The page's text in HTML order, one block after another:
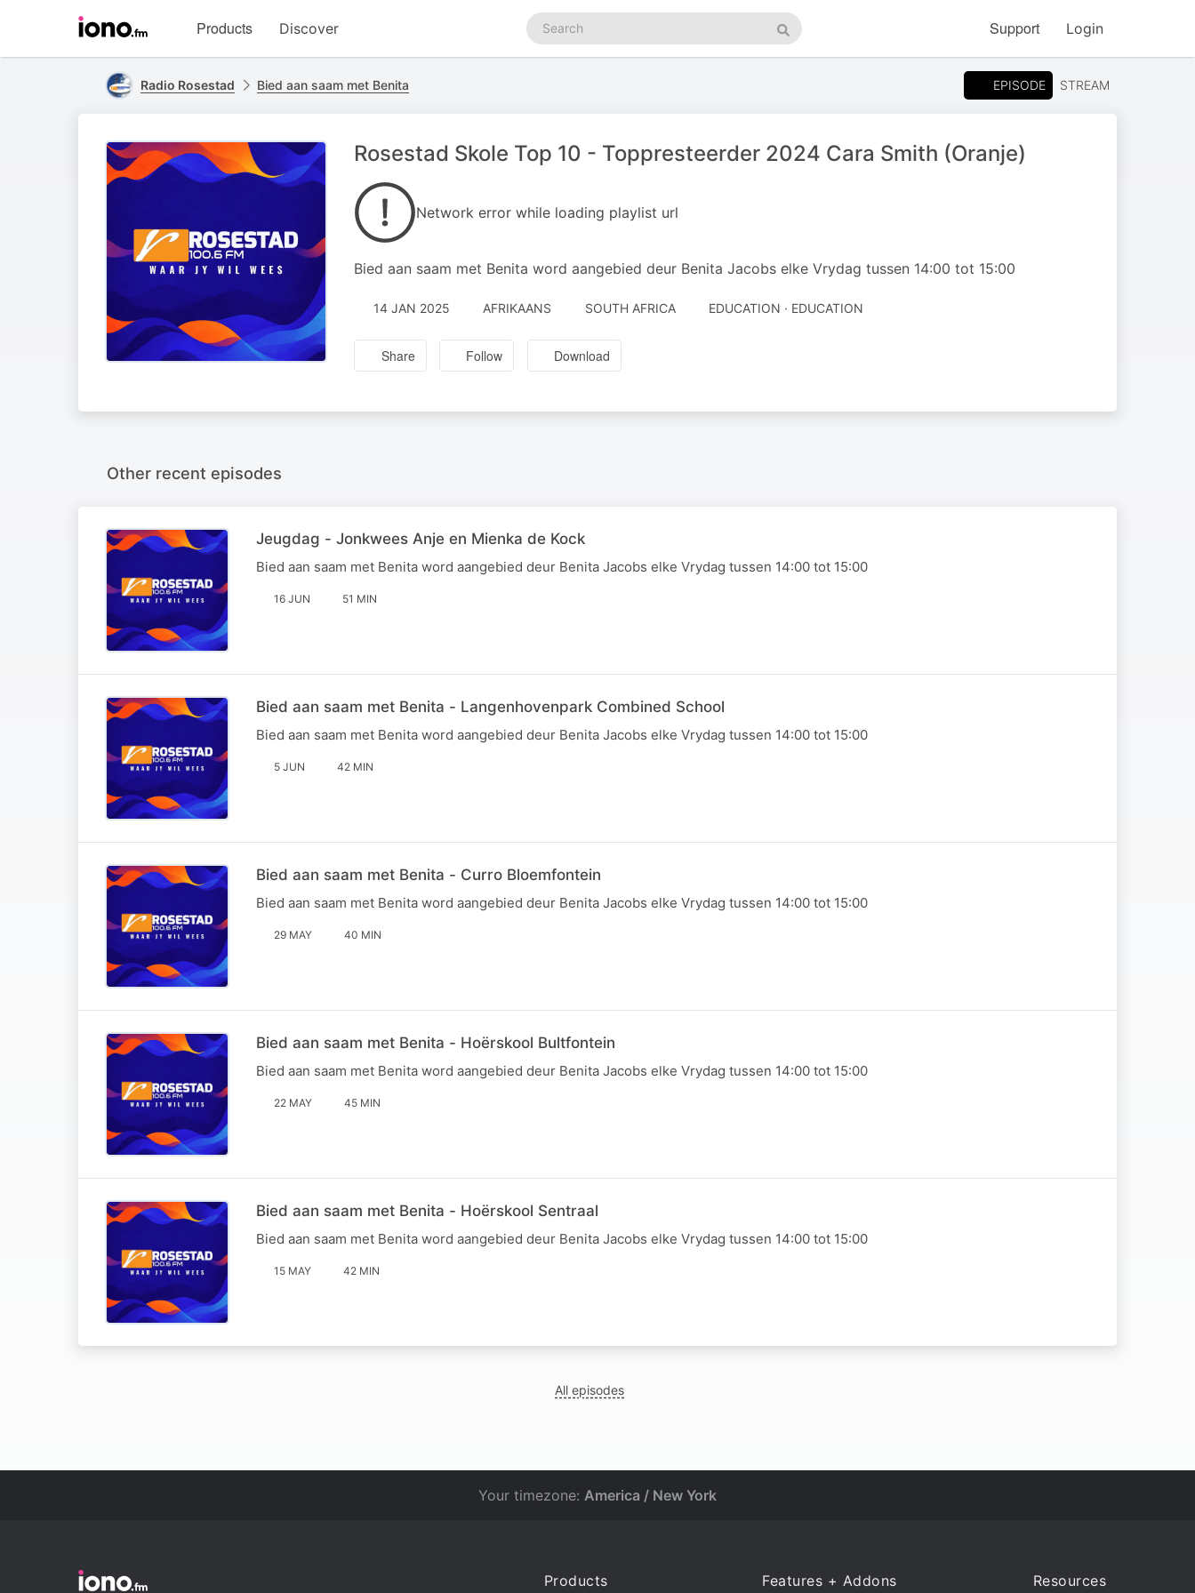
homepage
Products Discover
Search
podcasts
Search
Support Login
Radio Rosestad Bied aan saam met Benita EPISODE STREAM
Rosestad Skole Top 10 - Toppresteerder 2024 Cara Smith (Oranje)
Network error while loading playlist url
Bied aan saam met Benita word aangebied deur Benita Jacobs elke Vrydag tussen 14:00 tot 15:00
14 JAN 2025 AFRIKAANS SOUTH AFRICA EDUCATION · EDUCATION
Share Follow Download
Other recent episodes
Jeugdag - Jonkwees Anje en Mienka de Kock
Bied aan saam met Benita word aangebied deur Benita Jacobs elke Vrydag tussen 14:00 tot 15:00
16 JUN 51 MIN
Bied aan saam met Benita - Langenhovenpark Combined School
Bied aan saam met Benita word aangebied deur Benita Jacobs elke Vrydag tussen 14:00 tot 15:00
5 JUN 42 MIN
Bied aan saam met Benita - Curro Bloemfontein
Bied aan saam met Benita word aangebied deur Benita Jacobs elke Vrydag tussen 14:00 tot 15:00
29 MAY 40 MIN
Bied aan saam met Benita - Hoërskool Bultfontein
Bied aan saam met Benita word aangebied deur Benita Jacobs elke Vrydag tussen 14:00 tot 15:00
22 MAY 45 MIN
Bied aan saam met Benita - Hoërskool Sentraal
Bied aan saam met Benita word aangebied deur Benita Jacobs elke Vrydag tussen 14:00 tot 15:00
15 MAY 42 MIN
All episodes
Your timezone: America / New York
Products Features + Addons Resources